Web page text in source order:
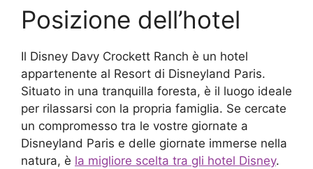
Posizione dell’hotel
Il Disney Davy Crockett Ranch è un hotel
appartenente al Resort di Disneyland Paris.
Situato in una tranquilla foresta, è il luogo ideale
per rilassarsi con la propria famiglia. Se cercate
un compromesso tra le vostre giornate a
Disneyland Paris e delle giornate immerse nella
natura, è la migliore scelta tra gli hotel Disney.